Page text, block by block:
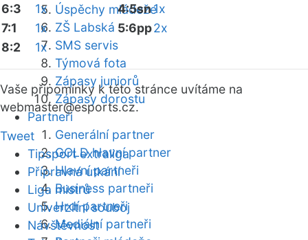
Úspěchy mládeže
ZŠ Labská
SMS servis
Týmová fota
Zápasy juniorů
Zápasy dorostu
Partneři
Generální partner
GOLD hlavní partner
Hlavní partneři
Business partneři
Hrdí partneři
Mediální partneři
6:3
1x
7:1
1x
8:2
1x
4:5sn1x
5:6pp2x
Vaše připomínky k této stránce uvítáme na
webmaster@esports.cz.
Tweet
Tipsport extraliga
Přípravná utkání
Liga mistrů
Univerzitní souboj
Návštěvnost